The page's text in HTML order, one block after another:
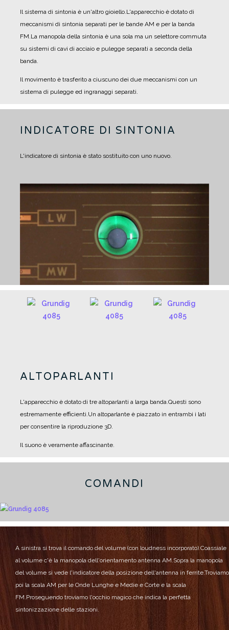
Il sistema di sintonia è un'altro gioiello.L'apparecchio è dotato di
meccanismi di sintonia separati per le bande AM e per la banda
FM.La manopola della sintonia è una sola ma un selettore commuta
su sistemi di cavi di acciaio e pulegge separati a seconda della
banda.
Il movimento è trasferito a ciuscuno dei due meccanismi con un
sistema di pulegge ed ingranaggi separati.
INDICATORE DI SINTONIA
L'indicatore di sintonia è stato sostituito con uno nuovo.
ALTOPARLANTI
L'apparecchio è dotato di tre altoparlanti a larga banda. Questi sono
estremamente efficienti. Un altoparlante è piazzato in entrambi i lati
per consentire la riproduzione 3D.
Il suono è veramente affascinante.
COMANDI
A sinistra si trova il comando del volume (con loudness incorporato). Coassiale
al volume c'è la manopola dell'orientamento antenna AM. Sopra la manopola
del volume si vede l'indicatore della posizione dell'antenna in ferrite.Troviamo
poi la scala AM per le Onde Lunghe e Medie e Corte e la scala
FM. Proseguendo troviamo l'occhio magico che indica la perfetta
sintonizzazione delle stazioni.